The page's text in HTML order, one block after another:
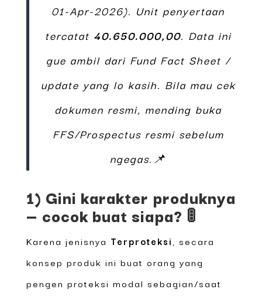
01-Apr-2026). Unit penyertaan
tercatat 40.650.000,00. Data ini
gue ambil dari Fund Fact Sheet /
update yang lo kasih. Bila mau cek
dokumen resmi, mending buka
FFS/Prospectus resmi sebelum
ngegas.📌
1) Gini karakter produknya
— cocok buat siapa? 🚦
Karena jenisnya Terproteksi , secara
konsep produk ini buat orang yang
pengen proteksi modal sebagian/saat